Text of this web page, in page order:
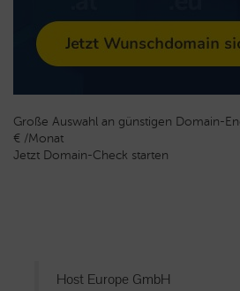
Große Auswahl an günstigen Domain-
€ /Monat
Jetzt Domain-Check starten
Host Europe GmbH